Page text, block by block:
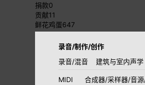
捐款0
贡献11
鲜花鸡蛋647
录音/制作/创作
录音/混音
建筑与室内声学
MIDI 合成器/采样器/音